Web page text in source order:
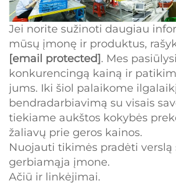
Jei norite sužinoti daugiau
mūsų įmonę ir produktus,
[email protected]. Mes
konkurencingą kainą ir
jums. Iki šiol palaikome
bendradarbiavimą su visais
tiekiame aukštos kokybės
žaliavų prie geros kainos.
Nuojauti tikimės pradėti verslą
gerbiamąja įmone.
Ačiū ir linkėjimai.